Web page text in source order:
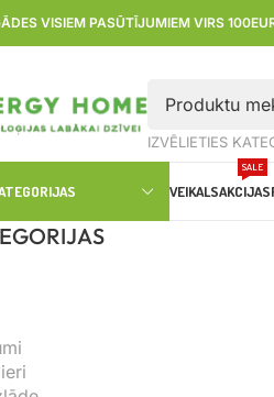
VISIEM PASŪTĪJUMIEM VIRS
VEIKALSAKCIJAS
SALE